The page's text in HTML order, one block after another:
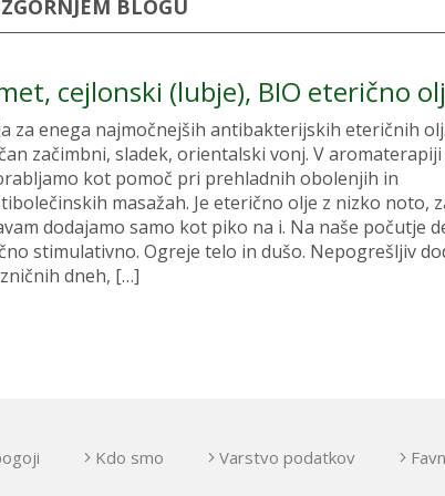
BLOGU
cejlonski (lubje), BIO eterično
za enega najmočnejših antibakterijskih eteričnih
začimbni, sladek, orientalski vonj. V aromaterapiji
kot pomoč pri prehladnih obolenjih in
masažah. Je eterično olje z nizko noto,
dodajamo samo kot piko na i. Na naše počutje
stimulativno. Ogreje telo in dušo. Nepogrešljiv
dneh, […]
Kdo smo Varstvo podatkov